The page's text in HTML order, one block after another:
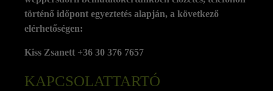
KAPCSOLATTARTÓ
történő időpont egyeztetés alapján, a következő
elérhetőségen:
Kiss Zsanett +36 30 376 7657